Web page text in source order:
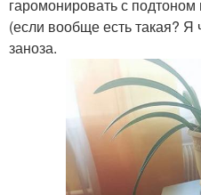
гаромонировать с
(если вообще есть такая? Я
заноза.